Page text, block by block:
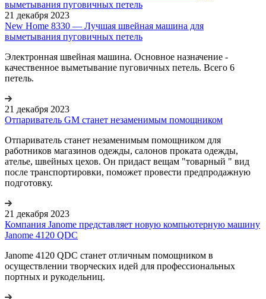
21 декабря 2023
New Home 8330 — Лучшая швейная машина для
выметывания пуговичных петель
Электронная швейная машина. Основное назначение -
качественное выметывание пуговичных петель. Всего 6
петель.
21 декабря 2023
Отпариватель GM станет незаменимым помощником
Отпариватель станет незаменимым помощником для
работников магазинов одежды, салонов проката одежды,
ателье, швейных цехов. Он придаст вещам "товарный " вид
после транспортировки, поможет провести предпродажную
подготовку.
21 декабря 2023
Компания Janome представляет новую компьютерную машину
Janome 4120 QDC
Janome 4120 QDC станет отличным помощником в
осуществлении творческих идей для профессиональных
портных и рукодельниц.